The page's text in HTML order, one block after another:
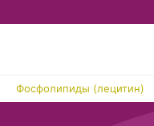
Фосфолипиды (лецитин)